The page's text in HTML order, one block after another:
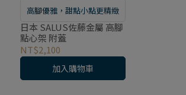
高腳優雅，甜點小點更精緻
日本 SALUS佐藤金屬 高腳
點心架 附蓋
NT$2,100
加入購物車